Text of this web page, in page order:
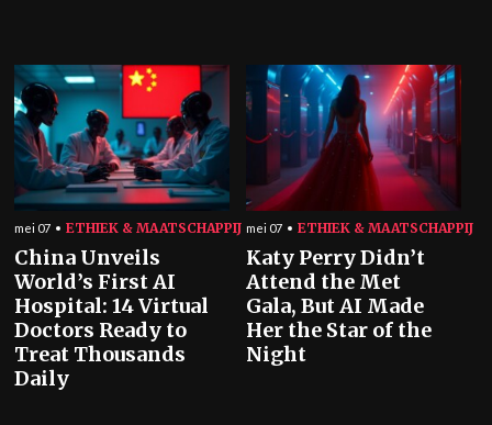
mei 07 ETHIEK & MAATSCHAPPIJ
China Unveils
World’s First AI
Hospital: 14 Virtual
Doctors Ready to
Treat Thousands
Daily
mei 07 ETHIEK & MAATSCHAPPIJ
Katy Perry Didn’t
Attend the Met
Gala, But AI Made
Her the Star of the
Night